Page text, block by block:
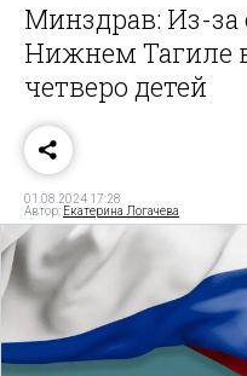
Минздрав: Из-
Нижнем Тагиле
четверо детей
01.08.2024 17:28
Автор: Екатерина Логачева